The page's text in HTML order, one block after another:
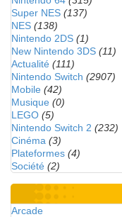
Super NES (137)
NES (138)
Nintendo 2DS (1)
New Nintendo 3DS (11)
Actualité (111)
Nintendo Switch (2907)
Mobile (42)
Musique (0)
LEGO (5)
Nintendo Switch 2 (232)
Cinéma (3)
Plateformes (4)
Société (2)
Arcade